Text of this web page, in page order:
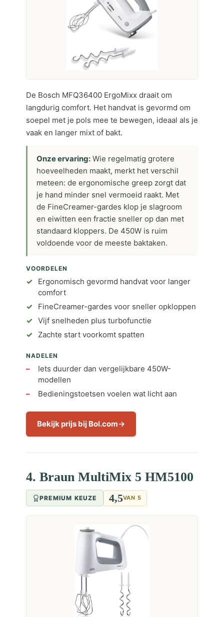
De Bosch MFQ36400 ErgoMixx draait om
langdurig comfort. Het handvat is gevormd om
soepel met je pols mee te bewegen, ideaal als je
vaak en langer mixt of bakt.
Onze ervaring: Wie regelmatig grotere
hoeveelheden maakt, merkt het verschil
meteen: de ergonomische greep zorgt dat
je hand minder snel vermoeid raakt. Met
de FineCreamer-gardes klop je slagroom
en eiwitten een fractie sneller op dan met
standaard kloppers. De 450W is ruim
voldoende voor de meeste baktaken.
VOORDELEN
Ergonomisch gevormd handvat voor langer
comfort
FineCreamer-gardes voor sneller opkloppen
Vijf snelheden plus turbofunctie
Zachte start voorkomt spatten
NADELEN
Iets duurder dan vergelijkbare 450W-
modellen
Bedieningstoetsen voelen wat licht aan
Bekijk prijs bij Bol.com
4. Braun MultiMix 5 HM5100
PREMIUM KEUZE 4,5VAN 5